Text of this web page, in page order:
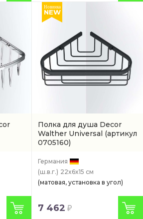
Полка для душа Decor
Walther Universal (артикул
0705160)
Новинка
NEW
Германия
(ш.в.г.) 22x6x15 см
(матовая, установка в угол)
7 462